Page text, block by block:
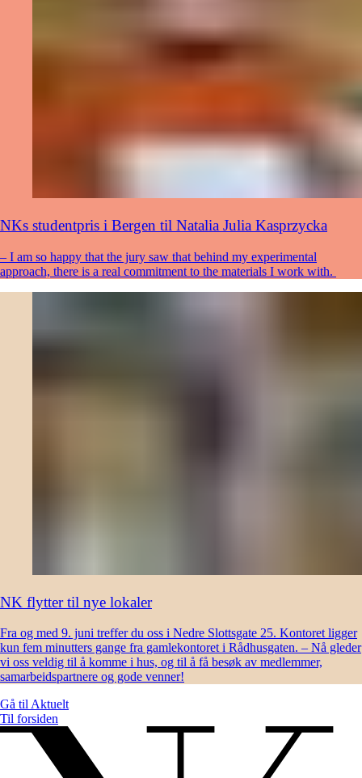
NKs studentpris i Bergen til Natalia Julia Kasprzycka
– I am so happy that the jury saw that behind my experimental
approach, there is a real commitment to the materials I work with.
NK flytter til nye lokaler
Fra og med 9. juni treffer du oss i Nedre Slottsgate 25. Kontoret ligger
kun fem minutters gange fra gamlekontoret i Rådhusgaten. – Nå gleder
vi oss veldig til å komme i hus, og til å få besøk av medlemmer,
samarbeidspartnere og gode venner!
Gå til Aktuelt
Til forsiden